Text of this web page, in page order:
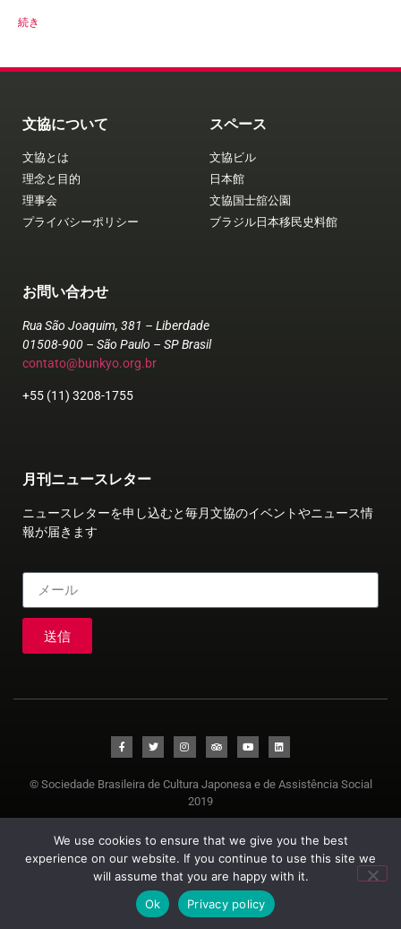
続き
文協について
文協とは
理念と目的
理事会
プライバシーポリシー
スペース
文協ビル
日本館
文協国士舘公園
ブラジル日本移民史料館
お問い合わせ
Rua São Joaquim, 381 – Liberdade
01508-900 – São Paulo – SP Brasil
contato@bunkyo.org.br
+55 (11) 3208-1755
月刊ニュースレター
ニュースレターを申し込むと毎月文協のイベントやニュース情
報が届きます
送信
© Sociedade Brasileira de Cultura Japonesa e de Assistência Social
2019
We use cookies to ensure that we give you the best
experience on our website. If you continue to use this site we
will assume that you are happy with it.
Ok
Privacy policy